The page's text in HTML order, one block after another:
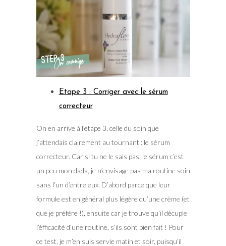
Etape 3 : Corriger avec le sérum
correcteur
On en arrive à l’étape 3, celle du soin que
j’attendais clairement au tournant : le sérum
correcteur. Car si tu ne le sais pas, le sérum c’est
un peu mon dada, je n’envisage pas ma routine soin
sans l’un d’entre eux. D’abord parce que leur
formule est en général plus légère qu’une crème (et
que je préfère !), ensuite car je trouve qu’il décuple
l’éfficacité d’une routine, s’ils sont bien fait ! Pour
ce test, je m’en suis servie matin et soir, puisqu’il